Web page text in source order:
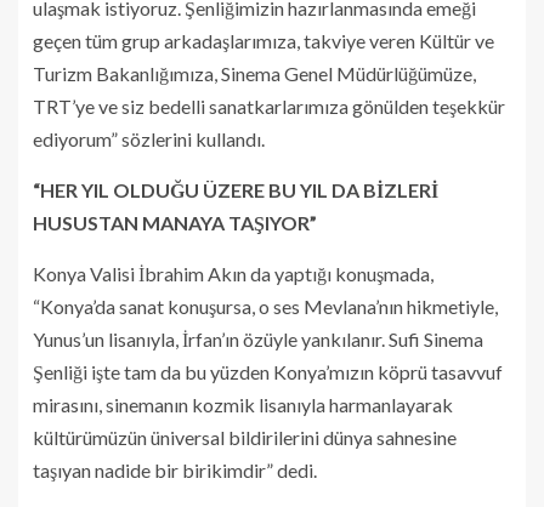
ulaşmak istiyoruz. Şenliğimizin hazırlanmasında emeği
geçen tüm grup arkadaşlarımıza, takviye veren Kültür ve
Turizm Bakanlığımıza, Sinema Genel Müdürlüğümüze,
TRT’ye ve siz bedelli sanatkarlarımıza gönülden teşekkür
ediyorum” sözlerini kullandı.
“HER YIL OLDUĞU ÜZERE BU YIL DA BİZLERİ
HUSUSTAN MANAYA TAŞIYOR”
Konya Valisi İbrahim Akın da yaptığı konuşmada,
“Konya’da sanat konuşursa, o ses Mevlana’nın hikmetiyle,
Yunus’un lisanıyla, İrfan’ın özüyle yankılanır. Sufi Sinema
Şenliği işte tam da bu yüzden Konya’mızın köprü tasavvuf
mirasını, sinemanın kozmik lisanıyla harmanlayarak
kültürümüzün üniversal bildirilerini dünya sahnesine
taşıyan nadide bir birikimdir” dedi.